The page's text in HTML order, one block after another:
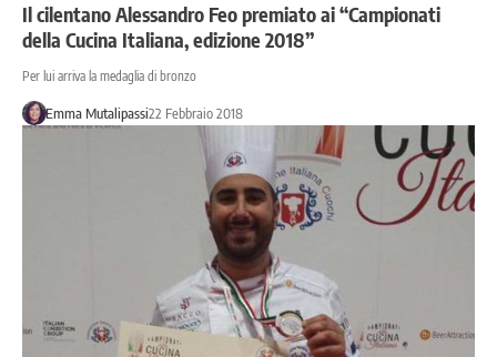
Il cilentano Alessandro Feo premiato ai “Campionati
della Cucina Italiana, edizione 2018”
Per lui arriva la medaglia di bronzo
Emma Mutalipassi22 Febbraio 2018